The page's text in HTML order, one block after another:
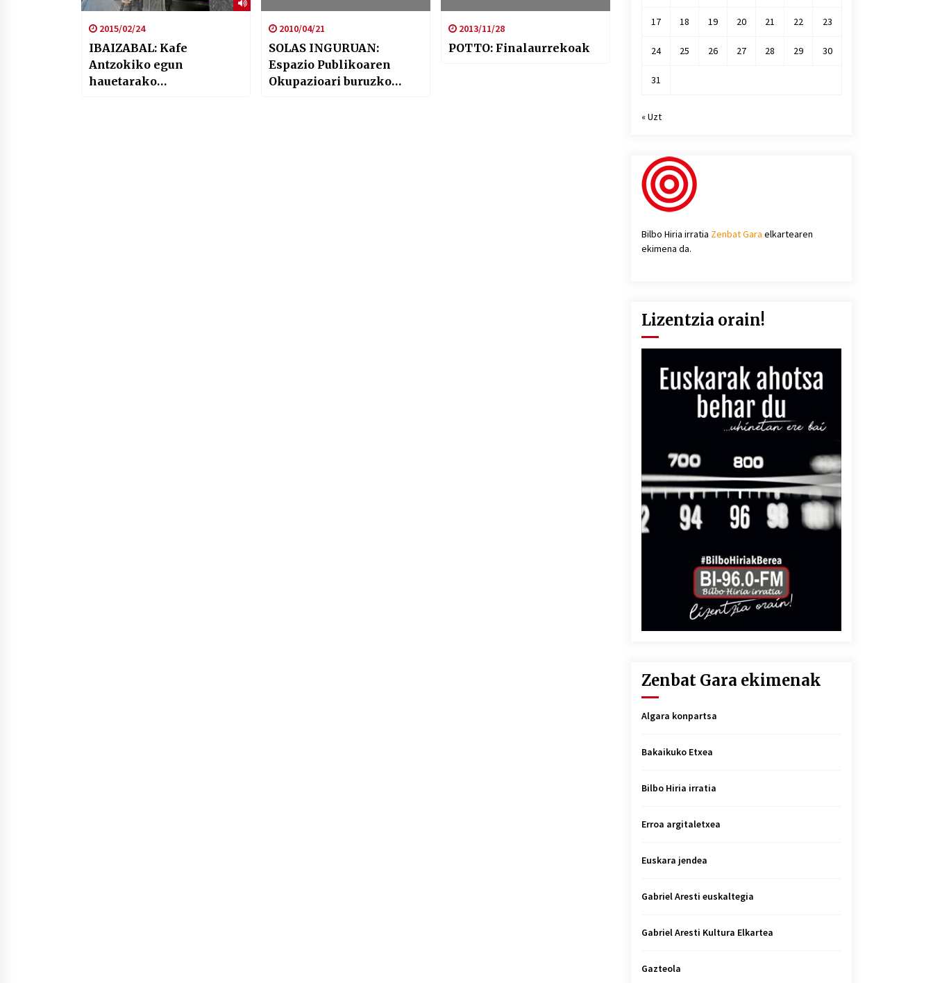
2015/02/24
IBAIZABAL: Kafe
Antzokiko egun
hauetarako
2010/04/21
SOLAS INGURUAN:
Espazio Publikoaren
Okupazioari buruzko
2013/11/28
POTTO: Finalaurrekoak
17 18 19 20 21 22 23
24 25 26 27 28 29 30
31
« Uzt
Bilbo Hiria irratia Zenbat Gara elkartearen
ekimena da.
Lizentzia orain!
Zenbat Gara ekimenak
Algara konpartsa
Bakaikuko Etxea
Bilbo Hiria irratia
Erroa argitaletxea
Euskara jendea
Gabriel Aresti euskaltegia
Gabriel Aresti Kultura Elkartea
Gazteola